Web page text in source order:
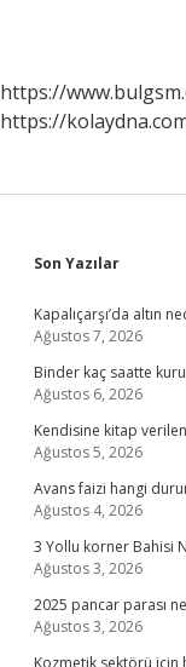
https://
https://
Sidebar
Son Yazılar
Kapalıçarşı’da altın
Ağustos 7, 2026
Binder kaç saatte
Ağustos 6, 2026
Kendisine kitap
Ağustos 5, 2026
Avans faizi hangi
Ağustos 4, 2026
3 Yollu korner Bahisi
Ağustos 3, 2026
2025 pancar parası
Ağustos 3, 2026
Kozmetik sektörü için